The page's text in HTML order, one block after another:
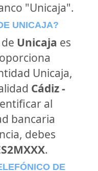
"Unicaja".
UNICAJA?
Unicaja es
Unicaja,
Cádiz -
al
bancaria
debes
.
DE